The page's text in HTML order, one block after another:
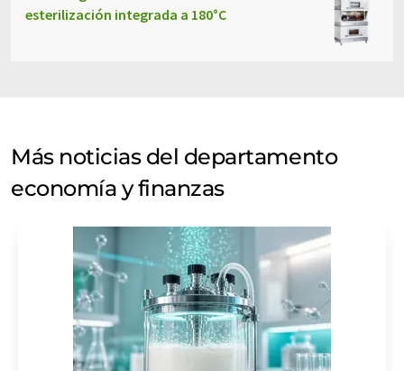
esterilización integrada a 180°C
Más noticias del departamento
economía y finanzas